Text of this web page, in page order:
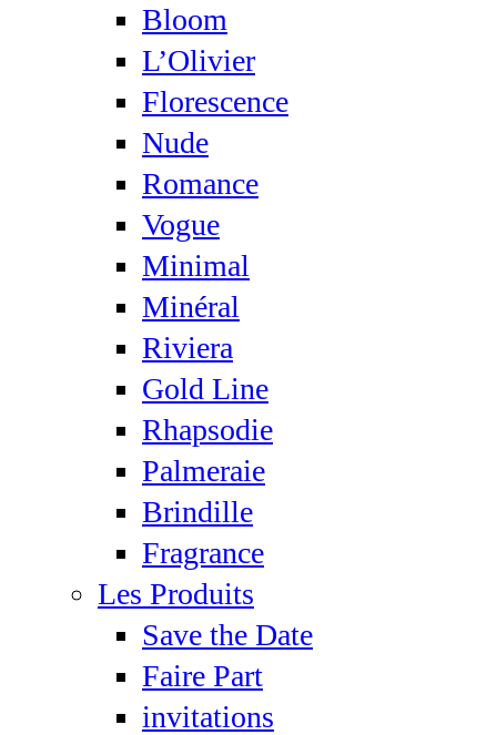
Bloom
L’Olivier
Florescence
Nude
Romance
Vogue
Minimal
Minéral
Riviera
Gold Line
Rhapsodie
Palmeraie
Brindille
Fragrance
Les Produits
Save the Date
Faire Part
invitations